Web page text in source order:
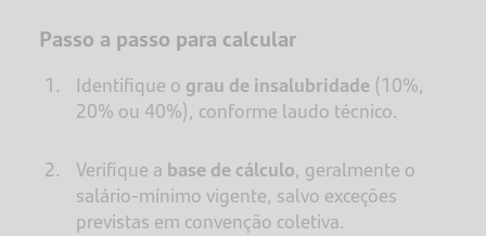
Passo a passo para calcular
Identifique o grau de insalubridade(10%,
20% ou 40%), conforme laudo técnico.
Verifique a base de cálculo, geralmente o
salário-mínimo vigente, salvo exceções
previstas em convenção coletiva.